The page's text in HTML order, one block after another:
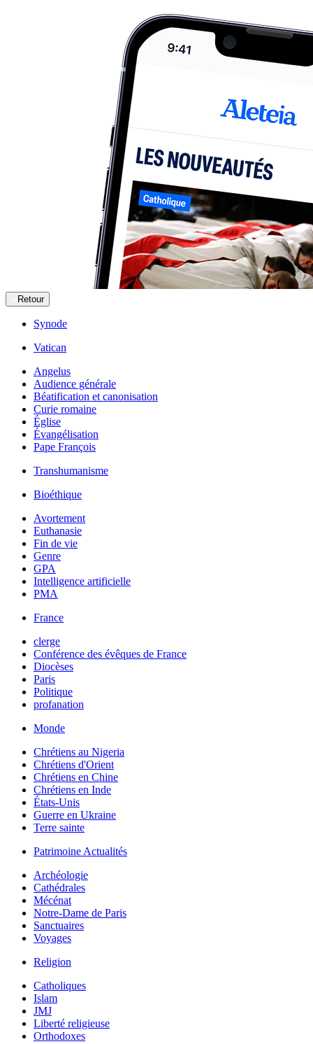
Retour
Synode
Vatican
Angelus
Audience générale
Béatification et canonisation
Curie romaine
Église
Évangélisation
Pape François
Transhumanisme
Bioéthique
Avortement
Euthanasie
Fin de vie
Genre
GPA
Intelligence artificielle
PMA
France
clerge
Conférence des évêques de France
Diocèses
Paris
Politique
profanation
Monde
Chrétiens au Nigeria
Chrétiens d'Orient
Chrétiens en Chine
Chrétiens en Inde
États-Unis
Guerre en Ukraine
Terre sainte
Patrimoine Actualités
Archéologie
Cathédrales
Mécénat
Notre-Dame de Paris
Sanctuaires
Voyages
Religion
Catholiques
Islam
JMJ
Liberté religieuse
Orthodoxes